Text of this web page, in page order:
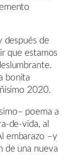
después de
que estamos
bonita
2020.
poema a
de-vida, al
embarazo –y
de una nueva